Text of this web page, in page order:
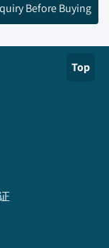
Before Buying
Top